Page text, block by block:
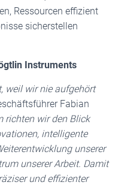
Ressourcen effizient
sicherstellen
Instruments
weil wir nie aufgehört
Fabian
richten wir den Blick
intelligente
unserer
unserer Arbeit. Damit
und effizienter